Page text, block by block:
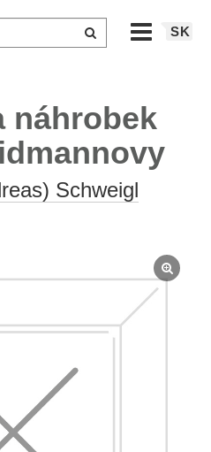
SK
náhrobek
Schweigl